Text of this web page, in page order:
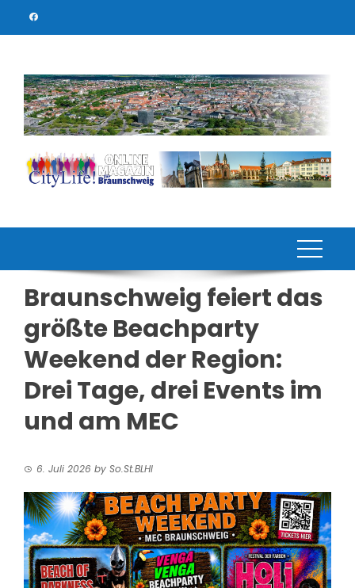
Braunschweig feiert das
größte Beachparty
Weekend der Region:
Drei Tage, drei Events im
und am MEC
6. Juli 2026 by So.St.BLHI